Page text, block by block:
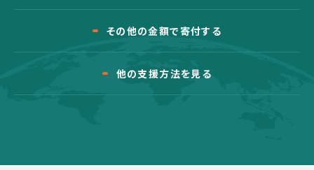
その他の金額で寄付する
他の支援方法を見る